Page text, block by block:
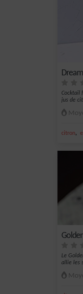
Cocktail
jus de
citron,
Le
allie les